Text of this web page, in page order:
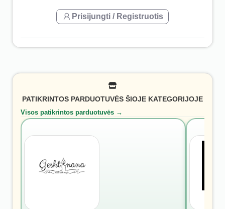
Prisijungti / Registruotis
PATIKRINTOS PARDUOTUVĖS ŠIOJE KATEGORIJOJE
Visos patikrintos parduotuvės →